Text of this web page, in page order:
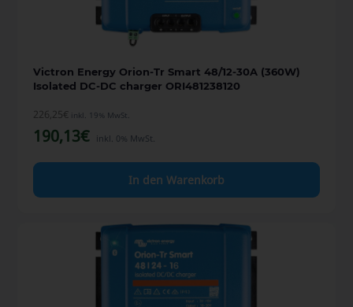
Victron Energy Orion-Tr Smart 48/12-30A (360W)
Isolated DC-DC charger ORI481238120
226,25€ inkl. 19% MwSt.
190,13€ inkl. 0% MwSt.
In den Warenkorb